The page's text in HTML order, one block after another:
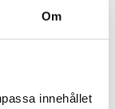
Om
innehållet